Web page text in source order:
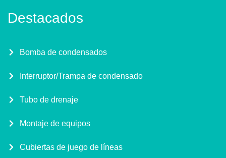
Destacados
Bomba de condensados
Interruptor/Trampa de condensado
Tubo de drenaje
Montaje de equipos
Cubiertas de juego de líneas